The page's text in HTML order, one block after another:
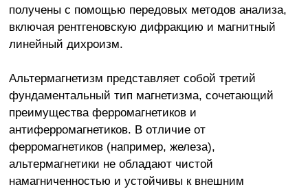
получены с помощью передовых методов анализа,
включая рентгеновскую дифракцию и магнитный
линейный дихроизм.
Альтермагнетизм представляет собой третий
фундаментальный тип магнетизма, сочетающий
преимущества ферромагнетиков и
антиферромагнетиков. В отличие от
ферромагнетиков (например, железа),
альтермагнетики не обладают чистой
намагниченностью и устойчивы к внешним